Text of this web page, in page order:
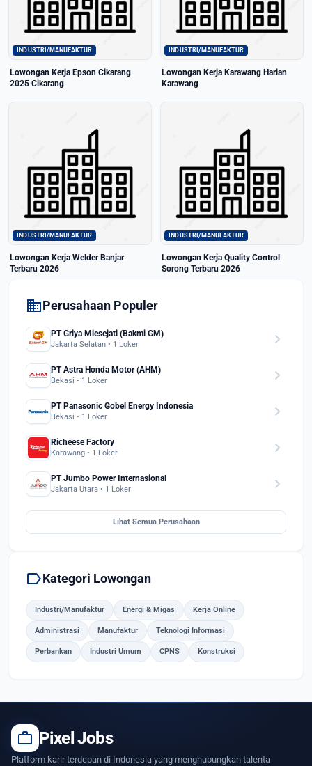
INDUSTRI/MANUFAKTUR
Lowongan Kerja Epson Cikarang
2025 Cikarang
INDUSTRI/MANUFAKTUR
Lowongan Kerja Karawang Harian
Karawang
INDUSTRI/MANUFAKTUR
Lowongan Kerja Welder Banjar
Terbaru 2026
INDUSTRI/MANUFAKTUR
Lowongan Kerja Quality Control
Sorong Terbaru 2026
domainPerusahaan Populer
PT Griya Miesejati (Bakmi GM)
Jakarta Selatan • 1 Loker chevron_right
PT Astra Honda Motor (AHM)
Bekasi • 1 Loker chevron_right
PT Panasonic Gobel Energy Indonesia
Bekasi • 1 Loker chevron_right
Richeese Factory
Karawang • 1 Loker chevron_right
PT Jumbo Power Internasional
Jakarta Utara • 1 Loker chevron_right
Lihat Semua Perusahaan
labelKategori Lowongan
Industri/Manufaktur Energi & Migas Kerja Online
Administrasi Manufaktur Teknologi Informasi
Perbankan Industri Umum CPNS Konstruksi
work Pixel Jobs
Platform karir terdepan di Indonesia yang menghubungkan talenta